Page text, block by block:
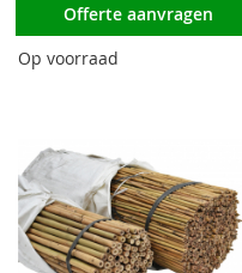
Offerte aanvragen
Op voorraad